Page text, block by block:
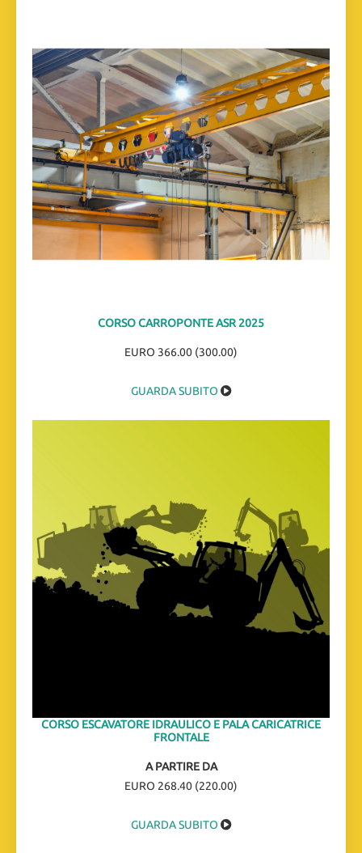
CORSO CARROPONTE ASR 2025
EURO 366.00 (300.00)
GUARDA SUBITO
CORSO ESCAVATORE IDRAULICO E PALA CARICATRICE
FRONTALE
A PARTIRE DA
EURO 268.40 (220.00)
GUARDA SUBITO